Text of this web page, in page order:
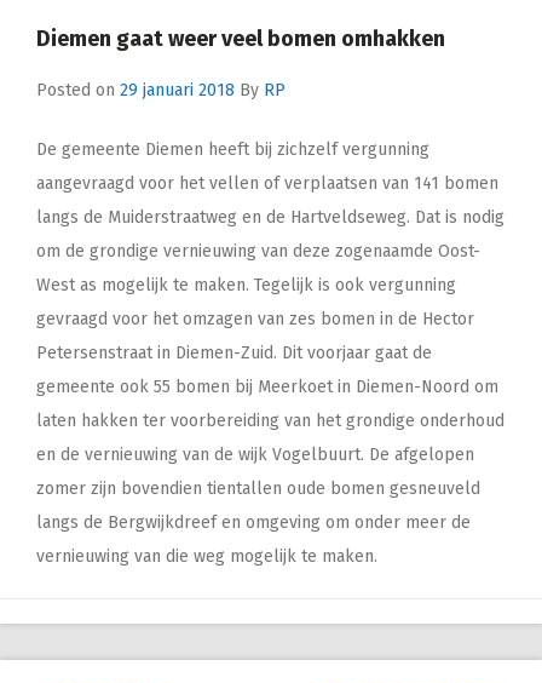
Diemen gaat weer veel bomen omhakken
Posted on 29 januari 2018 By RP
De gemeente Diemen heeft bij zichzelf vergunning
aangevraagd voor het vellen of verplaatsen van 141 bomen
langs de Muiderstraatweg en de Hartveldseweg. Dat is nodig
om de grondige vernieuwing van deze zogenaamde Oost-
West as mogelijk te maken. Tegelijk is ook vergunning
gevraagd voor het omzagen van zes bomen in de Hector
Petersenstraat in Diemen-Zuid. Dit voorjaar gaat de
gemeente ook 55 bomen bij Meerkoet in Diemen-Noord om
laten hakken ter voorbereiding van het grondige onderhoud
en de vernieuwing van de wijk Vogelbuurt. De afgelopen
zomer zijn bovendien tientallen oude bomen gesneuveld
langs de Bergwijkdreef en omgeving om onder meer de
vernieuwing van die weg mogelijk te maken.